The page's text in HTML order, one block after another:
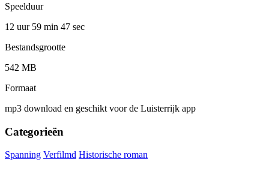
Speelduur
12 uur 59 min 47 sec
Bestandsgrootte
542 MB
Formaat
mp3 download en geschikt voor de Luisterrijk app
Categorieën
Spanning Verfilmd Historische roman